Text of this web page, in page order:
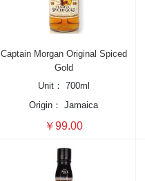
Captain Morgan Original Spiced
Gold
Unit： 700ml
Origin：
Jamaica
￥99.00